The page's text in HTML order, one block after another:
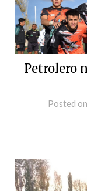
Petrolero
Posted on